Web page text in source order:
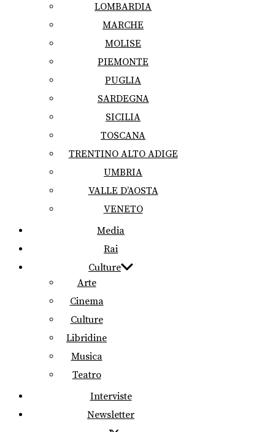
LOMBARDIA
MARCHE
MOLISE
PIEMONTE
PUGLIA
SARDEGNA
SICILIA
TOSCANA
TRENTINO ALTO ADIGE
UMBRIA
VALLE D’AOSTA
VENETO
Media
Rai
Culture
Arte
Cinema
Culture
Libridine
Musica
Teatro
Interviste
Newsletter